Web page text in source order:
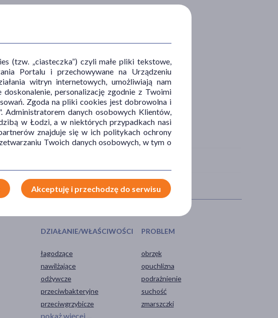
powieki.
w suchą
DZIAŁANIE/WŁAŚCIWOŚCI
łagodzące
nawilżające
odżywcze
przeciwbakteryjne
przeciwgrzybicze
pokaż więcej ...
PROBLEM
obrzęk
opuchlizna
podrażnienie
suchość
zmarszczki
(tzw. „ciasteczka”) czyli małe pliki tekstowe,
Portalu i przechowywane na Urządzeniu
witryn internetowych, umożliwiają nam
personalizację zgodnie z Twoimi
Zgoda na pliki cookies jest dobrowolna i
danych osobowych Klientów,
w Łodzi, a w niektórych przypadkach nasi
znajduje się w ich politykach ochrony
Twoich danych osobowych, w tym o
Akceptuję i przechodzę do serwisu